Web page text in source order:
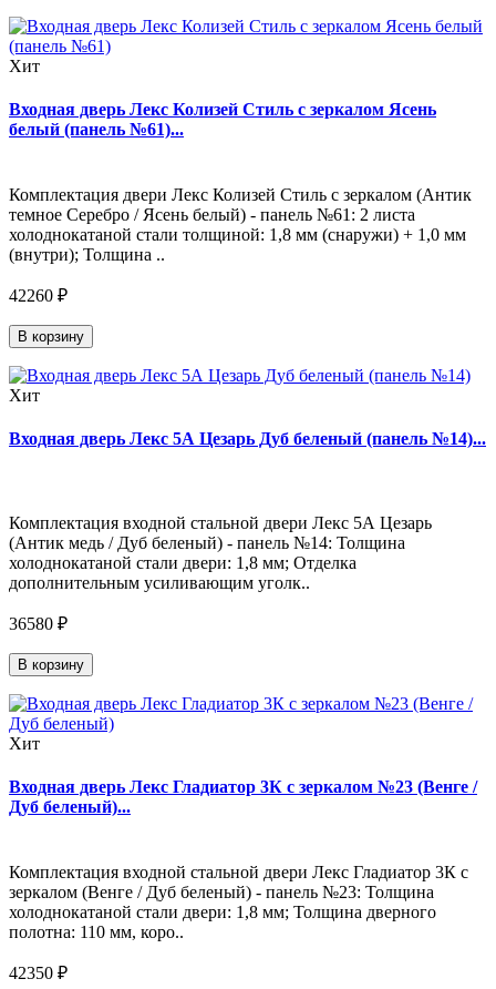
Хит
Входная дверь Лекс Колизей Стиль с зеркалом Ясень
белый (панель №61)...
Комплектация двери Лекс Колизей Стиль с зеркалом (Антик
темное Серебро / Ясень белый) - панель №61: 2 листа
холоднокатаной стали толщиной: 1,8 мм (снаружи) + 1,0 мм
(внутри); Толщина ..
42260 ₽
В корзину
Хит
Входная дверь Лекс 5А Цезарь Дуб беленый (панель №14)...
Комплектация входной стальной двери Лекс 5А Цезарь
(Антик медь / Дуб беленый) - панель №14: Толщина
холоднокатаной стали двери: 1,8 мм; Отделка
дополнительным усиливающим уголк..
36580 ₽
В корзину
Хит
Входная дверь Лекс Гладиатор 3К с зеркалом №23 (Венге /
Дуб беленый)...
Комплектация входной стальной двери Лекс Гладиатор 3К с
зеркалом (Венге / Дуб беленый) - панель №23: Толщина
холоднокатаной стали двери: 1,8 мм; Толщина дверного
полотна: 110 мм, коро..
42350 ₽